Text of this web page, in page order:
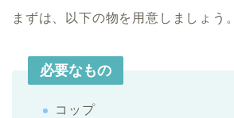
まずは、以下の物を用意しましょう。
必要なもの
コップ